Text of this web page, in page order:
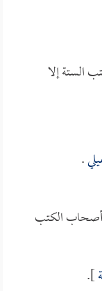
الستة إلا
.
الكتب
].